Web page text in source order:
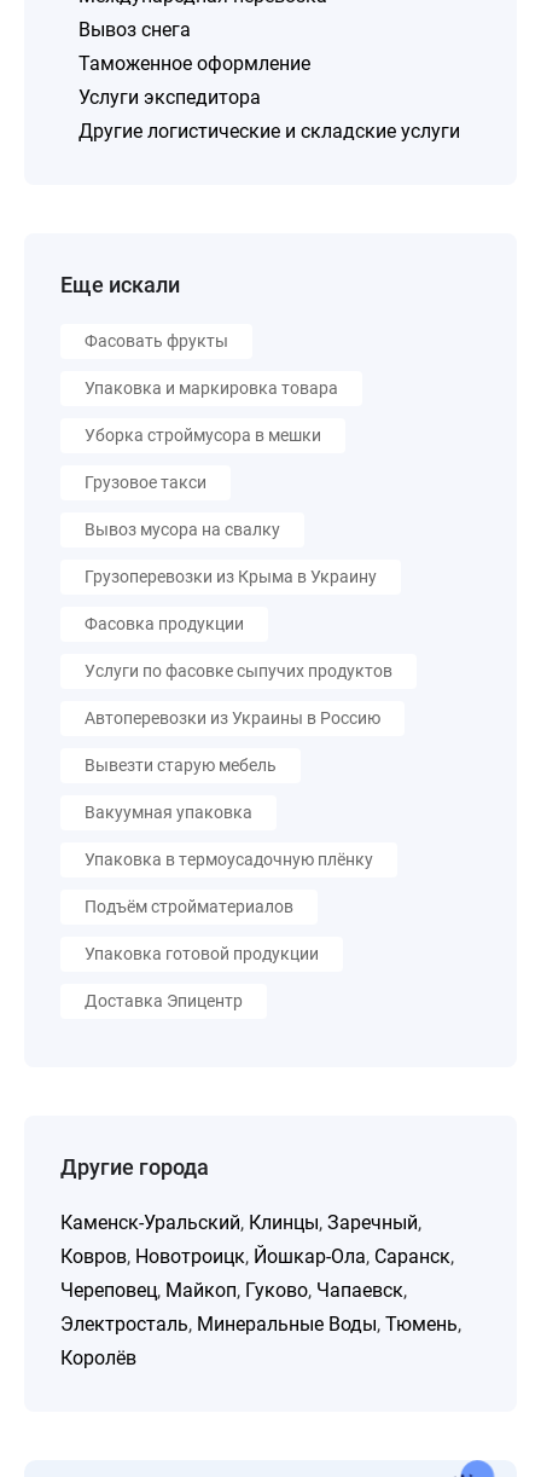
Вывоз снега
Таможенное оформление
Услуги экспедитора
Другие логистические и складские услуги
Еще искали
Фасовать фрукты
Упаковка и маркировка товара
Уборка строймусора в мешки
Грузовое такси
Вывоз мусора на свалку
Грузоперевозки из Крыма в Украину
Фасовка продукции
Услуги по фасовке сыпучих продуктов
Автоперевозки из Украины в Россию
Вывезти старую мебель
Вакуумная упаковка
Упаковка в термоусадочную плёнку
Подъём стройматериалов
Упаковка готовой продукции
Доставка Эпицентр
Другие города
Каменск-Уральский, Клинцы, Заречный,
Ковров, Новотроицк, Йошкар-Ола, Саранск,
Череповец, Майкоп, Гуково, Чапаевск,
Электросталь, Минеральные Воды, Тюмень,
Королёв